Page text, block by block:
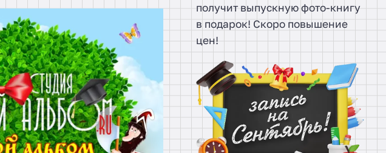
получит выпускную фото-книгу
в подарок! Скоро повышение
цен!